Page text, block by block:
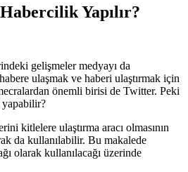
Yapılır?
gelişmeler medyayı da
ulaşmak ve haberi ulaştırmak için
önemli birisi de Twitter. Peki
yapabilir?
kitlelere ulaştırma aracı olmasının
da kullanılabilir. Bu makalede
olarak kullanılacağı üzerinde